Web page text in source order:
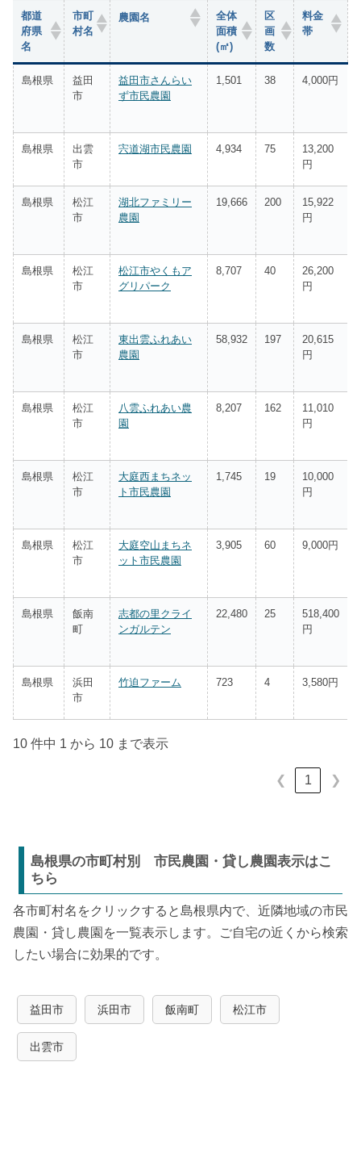
都道
府県
名
市町
村名
農園名
全体
面積
(㎡)
区
画
数
料金
帯
島根県
益田
市
益田市さんらい
ず市民農園
1,501 38 4,000円
島根県
出雲
市
宍道湖市民農園 4,934 75
13,200
円
島根県
松江
市
湖北ファミリー
農園
19,666 200
15,922
円
島根県
松江
市
松江市やくもア
グリパーク
8,707 40
26,200
円
島根県
松江
市
東出雲ふれあい
農園
58,932 197
20,615
円
島根県
松江
市
八雲ふれあい農
園
8,207 162
11,010
円
島根県
松江
市
大庭西まちネッ
ト市民農園
1,745 19
10,000
円
島根県
松江
市
大庭空山まちネ
ット市民農園
3,905 60 9,000円
島根県
飯南
町
志都の里クライ
ンガルテン
22,480 25
518,400
円
島根県
浜田
市
竹迫ファーム 723 4 3,580円
10 件中 1 から 10 まで表示
❮ 1 ❯
島根県の市町村別 市民農園・貸し農園表示はこ
ちら
各市町村名をクリックすると島根県内で、近隣地域の市民
農園・貸し農園を一覧表示します。ご自宅の近くから検索
したい場合に効果的です。
益田市 浜田市 飯南町 松江市
出雲市